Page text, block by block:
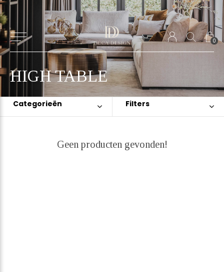
0
HIGH TABLE
Categorieën Filters
Geen producten gevonden!